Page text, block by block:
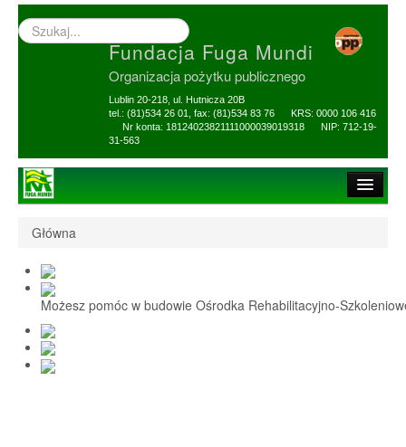
Wyszukiwarka
–
Fundacja Fuga Mundi
Organizacja pożytku publicznego
Lublin 20-218, ul. Hutnicza 20B
tel.: (81)534 26 01, fax: (81)534 83 76 KRS: 0000 106 416
Nr konta: 18124023821111000039019318 NIP: 712-19-
31-563
1,5% i darowizny
Nasi Beneficjenci
Ośrodek Reh-Szkol
Sprawozdania
Główna
Możesz pomóc w budowie Ośrodka Rehabilitacyjno-